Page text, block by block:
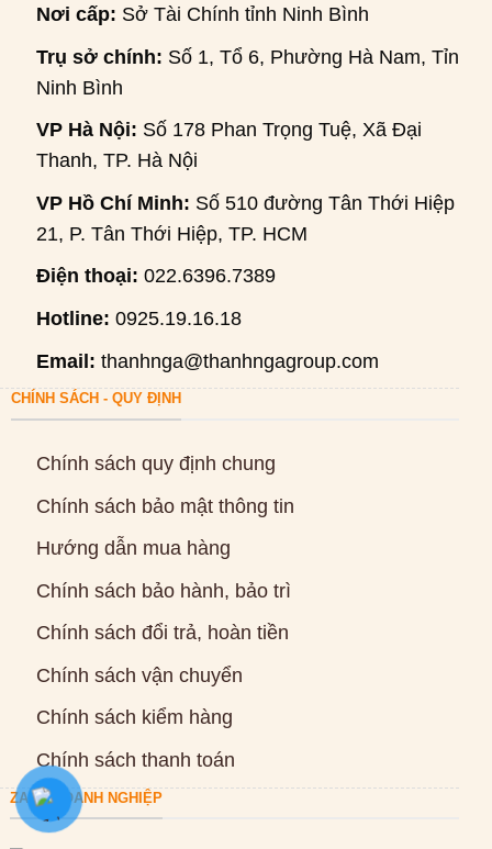
Nơi cấp: Sở Tài Chính tỉnh Ninh Bình
Trụ sở chính: Số 1, Tổ 6, Phường Hà Nam, Tỉnh
Ninh Bình
VP Hà Nội: Số 178 Phan Trọng Tuệ, Xã Đại
Thanh, TP. Hà Nội
VP Hồ Chí Minh: Số 510 đường Tân Thới Hiệp
21, P. Tân Thới Hiệp, TP. HCM
Điện thoại: 022.6396.7389
Hotline: 0925.19.16.18
Email: thanhnga@thanhngagroup.com
CHÍNH SÁCH - QUY ĐỊNH
Chính sách quy định chung
Chính sách bảo mật thông tin
Hướng dẫn mua hàng
Chính sách bảo hành, bảo trì
Chính sách đổi trả, hoàn tiền
Chính sách vận chuyển
Chính sách kiểm hàng
Chính sách thanh toán
ZALO DOANH NGHIỆP